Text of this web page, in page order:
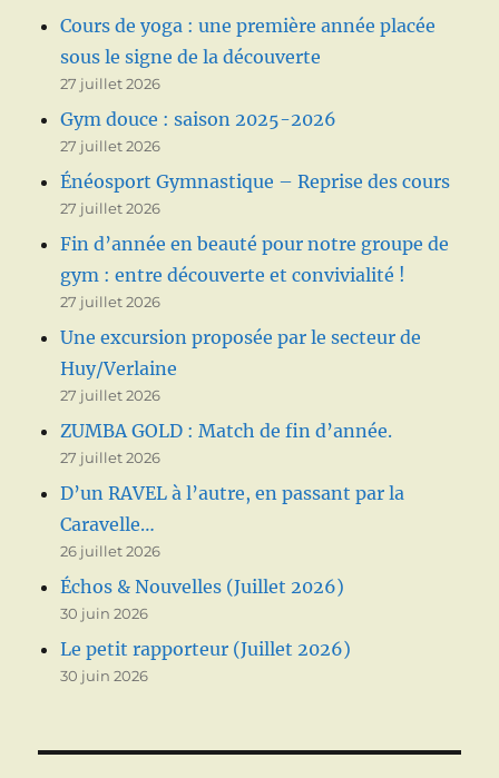
Cours de yoga : une première année placée
sous le signe de la découverte
27 juillet 2026
Gym douce : saison 2025-2026
27 juillet 2026
Énéosport Gymnastique – Reprise des cours
27 juillet 2026
Fin d’année en beauté pour notre groupe de
gym : entre découverte et convivialité !
27 juillet 2026
Une excursion proposée par le secteur de
Huy/Verlaine
27 juillet 2026
ZUMBA GOLD : Match de fin d’année.
27 juillet 2026
D’un RAVEL à l’autre, en passant par la
Caravelle…
26 juillet 2026
Échos & Nouvelles (Juillet 2026)
30 juin 2026
Le petit rapporteur (Juillet 2026)
30 juin 2026